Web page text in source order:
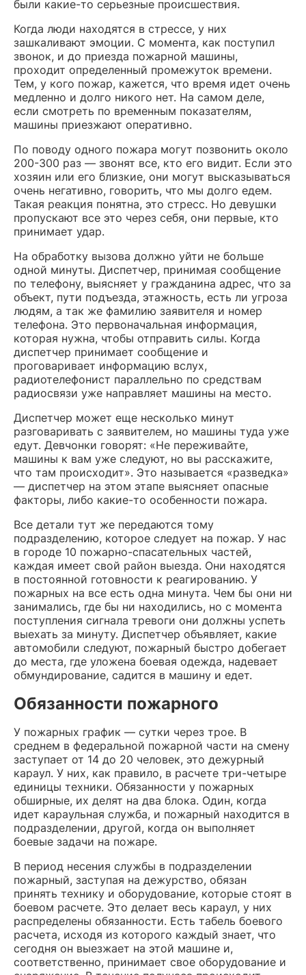
были какие-то серьезные происшествия.
Когда люди находятся в стрессе, у них
зашкаливают эмоции. С момента, как поступил
звонок, и до приезда пожарной машины,
проходит определенный промежуток времени.
Тем, у кого пожар, кажется, что время идет очень
медленно и долго никого нет. На самом деле,
если смотреть по временным показателям,
машины приезжают оперативно.
По поводу одного пожара могут позвонить около
200-300 раз — звонят все, кто его видит. Если это
хозяин или его близкие, они могут высказываться
очень негативно, говорить, что мы долго едем.
Такая реакция понятна, это стресс. Но девушки
пропускают все это через себя, они первые, кто
принимает удар.
На обработку вызова должно уйти не больше
одной минуты. Диспетчер, принимая сообщение
по телефону, выясняет у гражданина адрес, что за
объект, пути подъезда, этажность, есть ли угроза
людям, а так же фамилию заявителя и номер
телефона. Это первоначальная информация,
которая нужна, чтобы отправить силы. Когда
диспетчер принимает сообщение и
проговаривает информацию вслух,
радиотелефонист параллельно по средствам
радиосвязи уже направляет машины на место.
Диспетчер может еще несколько минут
разговаривать с заявителем, но машины туда уже
едут. Девчонки говорят: «Не переживайте,
машины к вам уже следуют, но вы расскажите,
что там происходит». Это называется «разведка»
— диспетчер на этом этапе выясняет опасные
факторы, либо какие-то особенности пожара.
Все детали тут же передаются тому
подразделению, которое следует на пожар. У нас
в городе 10 пожарно-спасательных частей,
каждая имеет свой район выезда. Они находятся
в постоянной готовности к реагированию. У
пожарных на все есть одна минута. Чем бы они ни
занимались, где бы ни находились, но с момента
поступления сигнала тревоги они должны успеть
выехать за минуту. Диспетчер объявляет, какие
автомобили следуют, пожарный быстро добегает
до места, где уложена боевая одежда, надевает
обмундирование, садится в машину и едет.
Обязанности пожарного
У пожарных график — сутки через трое. В
среднем в федеральной пожарной части на смену
заступает от 14 до 20 человек, это дежурный
караул. У них, как правило, в расчете три-четыре
единицы техники. Обязанности у пожарных
обширные, их делят на два блока. Один, когда
идет караульная служба, и пожарный находится в
подразделении, другой, когда он выполняет
боевые задачи на пожаре.
В период несения службы в подразделении
пожарный, заступая на дежурство, обязан
принять технику и оборудование, которые стоят в
боевом расчете. Это делает весь караул, у них
распределены обязанности. Есть табель боевого
расчета, исходя из которого каждый знает, что
сегодня он выезжает на этой машине и,
соответственно, принимает свое оборудование и